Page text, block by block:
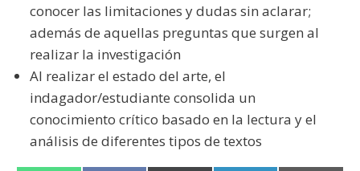
conocer las limitaciones y dudas sin aclarar;
además de aquellas preguntas que surgen al
realizar la investigación
Al realizar el estado del arte, el
indagador/estudiante consolida un
conocimiento crítico basado en la lectura y el
análisis de diferentes tipos de textos